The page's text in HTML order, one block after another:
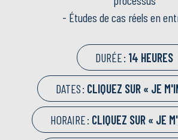
- Études de cas réels en
DURÉE : 14 HEURES
DATES : CLIQUEZ SUR « JE
HORAIRE : CLIQUEZ SUR « JE